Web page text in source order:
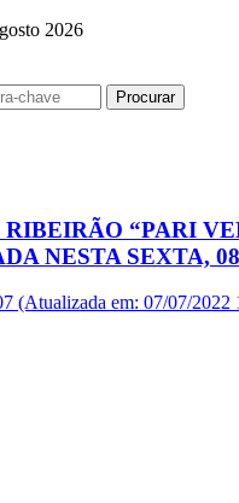
2026
Procurar
RIBEIRÃO “PARI
NESTA SEXTA, 08
(Atualizada em: 07/07/2022